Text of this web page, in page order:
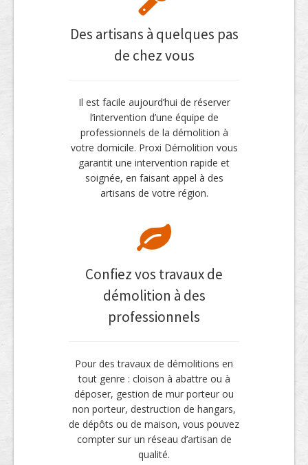
Des artisans à quelques pas
de chez vous
Il est facile aujourd’hui de réserver
l’intervention d’une équipe de
professionnels de la démolition à
votre domicile. Proxi Démolition vous
garantit une intervention rapide et
soignée, en faisant appel à des
artisans de votre région.
Confiez vos travaux de
démolition à des
professionnels
Pour des travaux de démolitions en
tout genre : cloison à abattre ou à
déposer, gestion de mur porteur ou
non porteur, destruction de hangars,
de dépôts ou de maison, vous pouvez
compter sur un réseau d’artisan de
qualité.